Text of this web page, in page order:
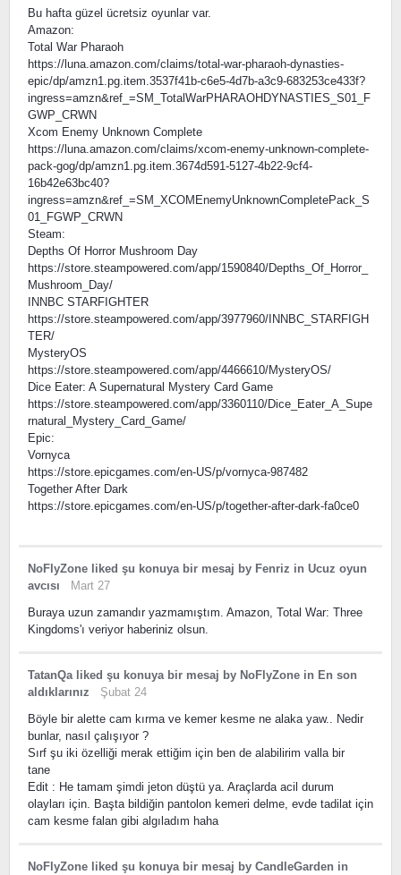
Bu hafta güzel ücretsiz oyunlar var.
Amazon:
Total War Pharaoh
https://luna.amazon.com/claims/total-war-pharaoh-dynasties-
epic/dp/amzn1.pg.item.3537f41b-c6e5-4d7b-a3c9-683253ce433f?
ingress=amzn&ref_=SM_TotalWarPHARAOHDYNASTIES_S01_F
GWP_CRWN
Xcom Enemy Unknown Complete
https://luna.amazon.com/claims/xcom-enemy-unknown-complete-
pack-gog/dp/amzn1.pg.item.3674d591-5127-4b22-9cf4-
16b42e63bc40?
ingress=amzn&ref_=SM_XCOMEnemyUnknownCompletePack_S
01_FGWP_CRWN
Steam:
Depths Of Horror Mushroom Day
https://store.steampowered.com/app/1590840/Depths_Of_Horror_
Mushroom_Day/
INNBC STARFIGHTER
https://store.steampowered.com/app/3977960/INNBC_STARFIGH
TER/
MysteryOS
https://store.steampowered.com/app/4466610/MysteryOS/
Dice Eater: A Supernatural Mystery Card Game
https://store.steampowered.com/app/3360110/Dice_Eater_A_Supe
rnatural_Mystery_Card_Game/
Epic:
Vornyca
https://store.epicgames.com/en-US/p/vornyca-987482
Together After Dark
https://store.epicgames.com/en-US/p/together-after-dark-fa0ce0
NoFlyZone liked şu konuya bir mesaj by Fenriz in Ucuz oyun
avcısı
Mart 27
Buraya uzun zamandır yazmamıştım. Amazon, Total War: Three
Kingdoms'ı veriyor haberiniz olsun.
TatanQa liked şu konuya bir mesaj by NoFlyZone in En son
aldıklarınız
Şubat 24
Böyle bir alette cam kırma ve kemer kesme ne alaka yaw.. Nedir
bunlar, nasıl çalışıyor ?
Sırf şu iki özelliği merak ettiğim için ben de alabilirim valla bir
tane
Edit : He tamam şimdi jeton düştü ya. Araçlarda acil durum
olayları için. Başta bildiğin pantolon kemeri delme, evde tadilat için
cam kesme falan gibi algıladım haha
NoFlyZone liked şu konuya bir mesaj by CandleGarden in